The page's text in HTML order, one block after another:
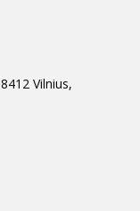
Vilnius,